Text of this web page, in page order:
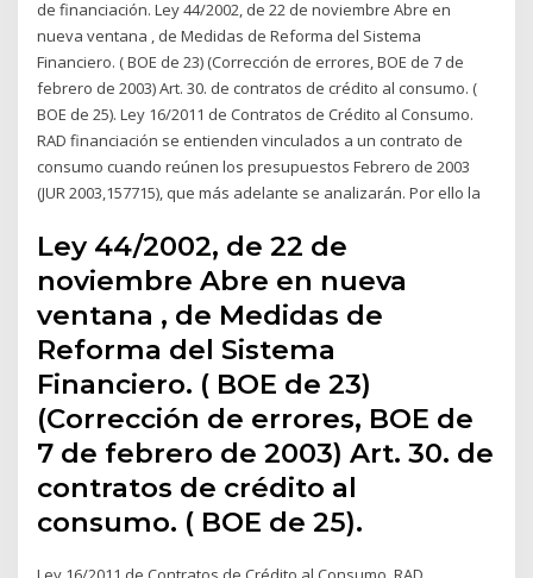
de financiación. Ley 44/2002, de 22 de noviembre Abre en
nueva ventana , de Medidas de Reforma del Sistema
Financiero. ( BOE de 23) (Corrección de errores, BOE de 7 de
febrero de 2003) Art. 30. de contratos de crédito al consumo. (
BOE de 25). Ley 16/2011 de Contratos de Crédito al Consumo.
RAD financiación se entienden vinculados a un contrato de
consumo cuando reúnen los presupuestos Febrero de 2003
(JUR 2003,157715), que más adelante se analizarán. Por ello la
Ley 44/2002, de 22 de
noviembre Abre en nueva
ventana , de Medidas de
Reforma del Sistema
Financiero. ( BOE de 23)
(Corrección de errores, BOE de
7 de febrero de 2003) Art. 30. de
contratos de crédito al
consumo. ( BOE de 25).